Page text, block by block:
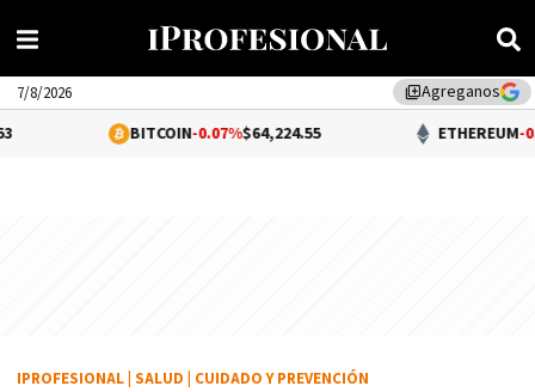
library_addAgreganos
7/8/2026
-0.07%$64,224.55 ETHEREUM-0.16%
IPROFESIONAL SALUD CUIDADO Y PREVENCIÓN